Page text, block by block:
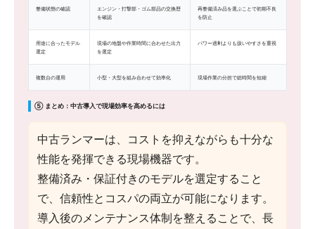
整備状態の確認
エンジン・打撃部・ゴム部品の交換歴
を確認
再整備済み品を選ぶことで初期不良
を防止
用途に合ったモデル
選定
現場の地盤や作業時間に合わせた出力
を選定
パワー過剰よりも扱いやすさを重視
複数台の運用 小型・大型を組み合わせて効率化 現場作業の分担で総時間を短縮
⑤ まとめ：中古導入で現場効率を高めるには
中古ランマーは、コストを抑えながらも十分な
性能を発揮できる現場機器です。
整備済み・保証付きのモデルを選定すること
で、信頼性とコスパの両立が可能になります。
導入後のメンテナンス体制を整えることで、長